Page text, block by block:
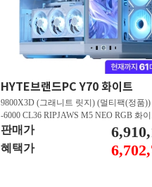
HYTE브랜드PC Y70 화이트
9800X3D (그래니트 릿지) (멀티팩(정품))
-6000 CL36 RIPJAWS M5 NEO RGB 화
지 (32GB(16Gx2)) / B850M AORUS
E ICE 피씨디렉트 / 지포스 RTX 5080
FF D7 16GB 제이씨현 / BLACK
판매가
혜택가